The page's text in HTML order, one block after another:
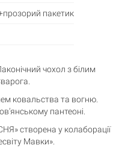
пакетик
чохол з білим
ковальства та вогню.
пантеоні.
створена у колаборації
Мавки».